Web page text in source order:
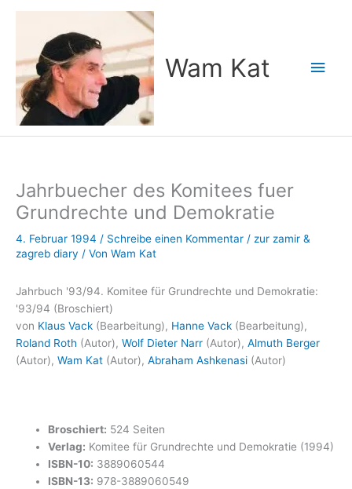
Wam Kat
Jahrbuecher des Komitees fuer
Grundrechte und Demokratie
4. Februar 1994 / Schreibe einen Kommentar / zur zamir &
zagreb diary / Von Wam Kat
Jahrbuch '93/94. Komitee für Grundrechte und Demokratie:
'93/94 (Broschiert)
von Klaus Vack (Bearbeitung), Hanne Vack (Bearbeitung),
Roland Roth (Autor), Wolf Dieter Narr (Autor), Almuth Berger
(Autor), Wam Kat (Autor), Abraham Ashkenasi (Autor)
Broschiert: 524 Seiten
Verlag: Komitee für Grundrechte und Demokratie (1994)
ISBN-10: 3889060544
ISBN-13: 978-3889060549